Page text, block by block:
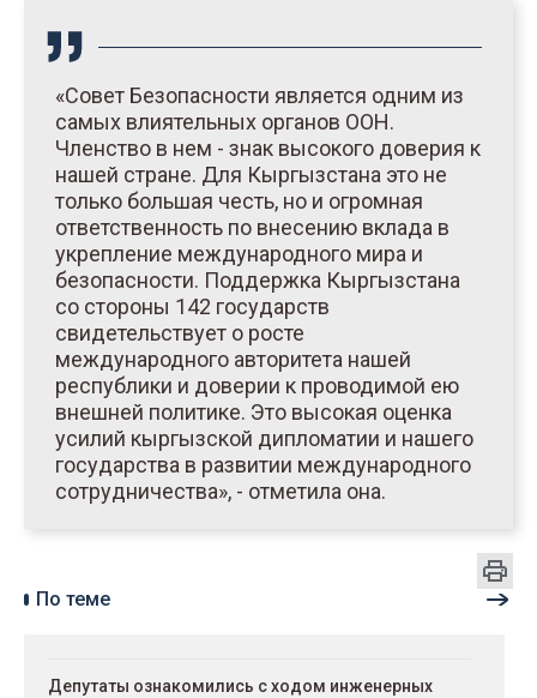
«Совет Безопасности является одним из
самых влиятельных органов ООН.
Членство в нем - знак высокого доверия к
нашей стране. Для Кыргызстана это не
только большая честь, но и огромная
ответственность по внесению вклада в
укрепление международного мира и
безопасности. Поддержка Кыргызстана
со стороны 142 государств
свидетельствует о росте
международного авторитета нашей
республики и доверии к проводимой ею
внешней политике. Это высокая оценка
усилий кыргызской дипломатии и нашего
государства в развитии международного
сотрудничества», - отметила она.
По теме
Депутаты ознакомились с ходом инженерных